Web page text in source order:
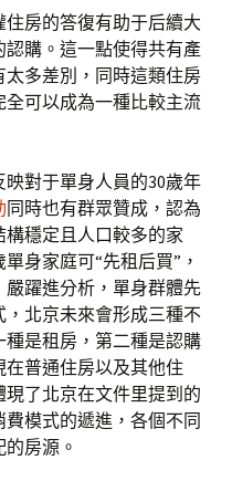
房的答復有助于后續大
認購。這一點使得共有產
多差別，同時這類住房
可以成為一種比較主流
對于單身人員的30歲年
同時也有群眾贊成，認為
穩定且人口較多的家
身家庭可“先租后買”，
嚴躍進分析，單身群體先
北京未來會形成三種不
是租房，第二種是認購
普通住房以及其他住
了北京在文件里提到的
模式的遞進，各個不同
房源。